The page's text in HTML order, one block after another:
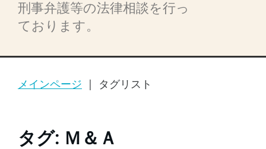
刑事弁護等の法律相談を行っ
ております。
メインページ | タグリスト
タグ: Ｍ＆Ａ